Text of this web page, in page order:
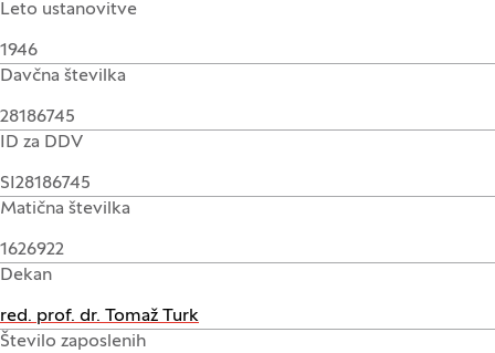
Leto ustanovitve
1946
Davčna številka
28186745
ID za DDV
SI28186745
Matična številka
1626922
Dekan
red. prof. dr. Tomaž Turk
Število zaposlenih